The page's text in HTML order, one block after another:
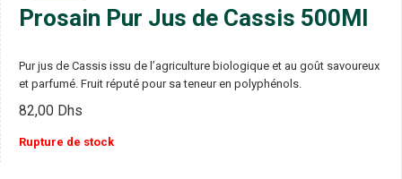
Prosain Pur Jus de Cassis 500Ml
Pur jus de Cassis issu de l’agriculture biologique et au goût savoureux
et parfumé. Fruit réputé pour sa teneur en polyphénols.
82,00 Dhs
Rupture de stock